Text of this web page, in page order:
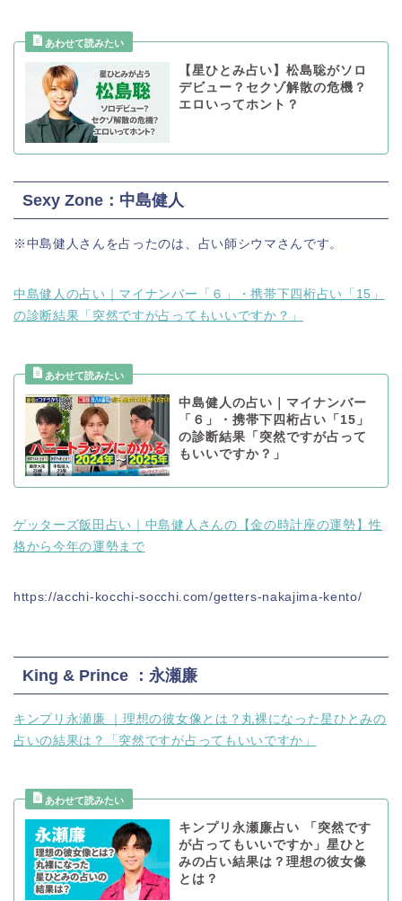
【星ひとみ占い】松島聡がソロ
デビュー？セクゾ解散の危機？
エロいってホント？
Sexy Zone：中島健人
※中島健人さんを占ったのは、占い師シウマさんです。
中島健人の占い｜マイナンバー「６」・携帯下四桁占い「15」
の診断結果「突然ですが占ってもいいですか？」
中島健人の占い｜マイナンバー
「６」・携帯下四桁占い「15」
の診断結果「突然ですが占って
もいいですか？」
ゲッターズ飯田占い｜中島健人さんの【金の時計座の運勢】性
格から今年の運勢まで
https://acchi-kocchi-socchi.com/getters-nakajima-kento/ ‎
King & Prince ：永瀬廉
キンプリ永瀬廉 ｜理想の彼女像とは？丸裸になった星ひとみの
占いの結果は？「突然ですが占ってもいいですか」
キンプリ永瀬廉占い 「突然です
が占ってもいいですか」星ひと
みの占い結果は？理想の彼女像
とは？